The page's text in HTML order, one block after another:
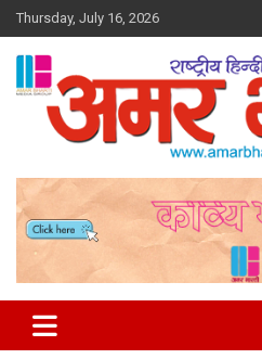
Skip
to
content
Thursday, July 16, 2026
Amar Bharti